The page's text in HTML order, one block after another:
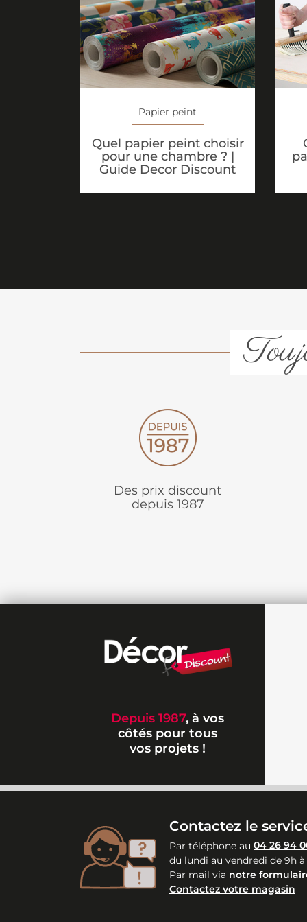
Papier peint
Quel papier peint choisir
pour une chambre ? |
Guide Decor Discount
Des prix discount
depuis 1987
Depuis 1987, à vos
côtés pour tous
vos projets !
Contactez le
Par téléphone au 04 26 94
du lundi au vendredi de 9h à
Par mail via notre
Contactez votre magasin